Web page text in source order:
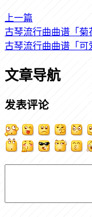
上一篇
古琴流行曲曲谱「菊
古琴流行曲曲谱「可
文章导航
发表评论